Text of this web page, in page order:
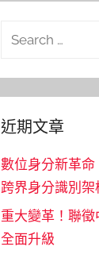
Search
近期文章
數位身分新革
跨界身分識別架
重大變革！聯
全面升級